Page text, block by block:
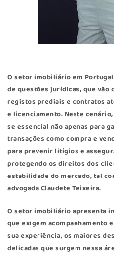
O setor imobiliário em
de questões jurídicas, que vão
registos prediais e contratos
e licenciamento. Neste
se essencial não apenas para
transações como compra e
para prevenir litígios e
protegendo os direitos dos
estabilidade do mercado, tal
advogadaClaudete Teixeira.
O setor imobiliário apresenta
que exigem acompanhamento
sua experiência, os maiores
delicadas que surgem nessa